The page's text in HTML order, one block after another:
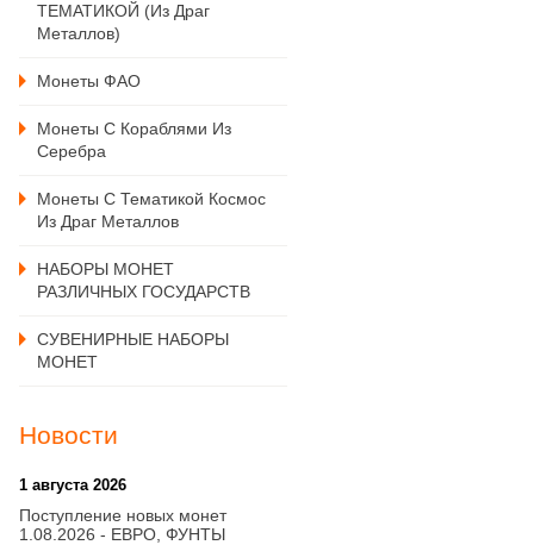
ТЕМАТИКОЙ (из Драг
Металлов)
Монеты ФАО
Монеты С Кораблями Из
Серебра
Монеты С Тематикой Космос
Из Драг Металлов
НАБОРЫ МОНЕТ
РАЗЛИЧНЫХ ГОСУДАРСТВ
СУВЕНИРНЫЕ НАБОРЫ
МОНЕТ
Новости
1 августа 2026
Поступление новых монет
1.08.2026 - ЕВРО, ФУНТЫ